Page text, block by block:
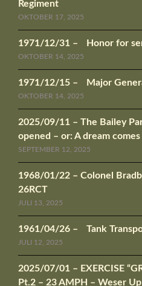
Regiment
OKTOBER 17, 2025
1971/12/31 – Honor for
OKTOBER 14, 2025
1971/12/15 – Major
OKTOBER 14, 2025
2025/09/11 – The Bailey
opened – or: A dream
SEPTEMBER 12, 2025
1968/01/22 – Colonel
26RCT
JULI 13, 2025
1961/04/26 – Tank
JULI 12, 2025
2025/07/01 – EXERCISE
Pt.2 – 23 AMPH – Weser